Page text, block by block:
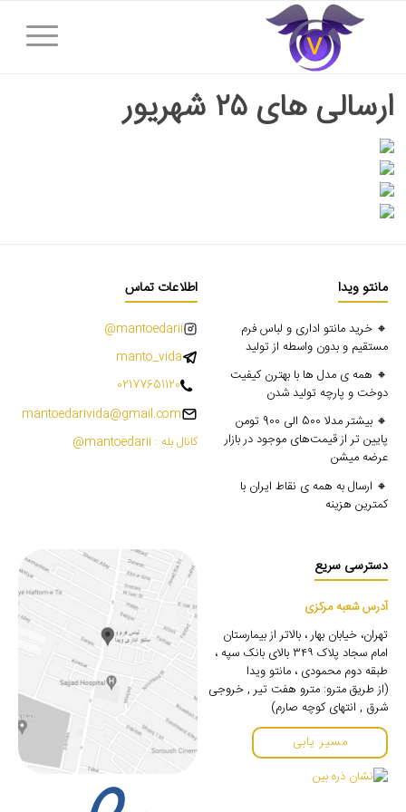
ارسالی های ۲۵ شهریور
مانتو ویدا
🔸 خرید مانتو اداری و لباس فرم
مستقیم و بدون واسطه از تولید
🔸 همه ی مدل ها با بهترن کیفیت
دوخت و پارچه تولید شدن
🔸 بیشتر مدلا 500 الی 900 تومن
پایین تر از قیمت‌های موجود در بازار
عرضه میشن
🔸 ارسال به همه ی نقاط ایران با
کمترین هزینه
اطلاعات تماس
mantoedarii@
manto_vida
02177651120
mantoedarivida@gmail.com
کانال بله : mantoedarii@
دسترسی سریع
آدرس شعبه مرکزی
تهران، خیابان بهار ، بالاتر از بیمارستان
امام سجاد پلاک ۳۴۹ بالای بانک سپه ،
طبقه دوم محمودی ، مانتو ویدا
(از طریق مترو: مترو هفت تیر , خروجی
شرق , انتهای کوچه صارم)
مسیر یابی